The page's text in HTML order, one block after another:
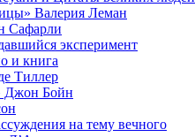
Валерия Леман
Сафарли
эксперимент
и книга
Тиллер
Джон Бойн
на тему вечного